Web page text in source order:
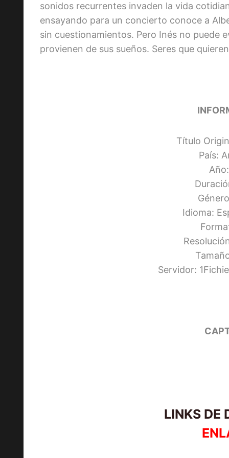
sonidos recurrentes invaden la vida
ensayando para un concierto conoce a
sin cuestionamientos. Pero Inés no puede
provienen de sus sueños. Seres que
Título
País:
Idioma:
Servidor:
LINKS DE